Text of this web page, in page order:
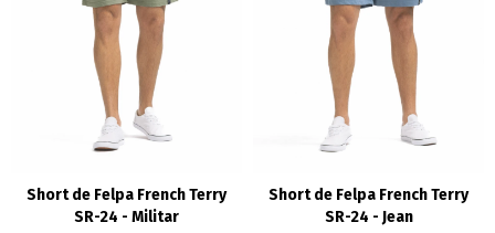
Short de Felpa French Terry
SR-24 - Militar
Short de Felpa French Terry
SR-24 - Jean